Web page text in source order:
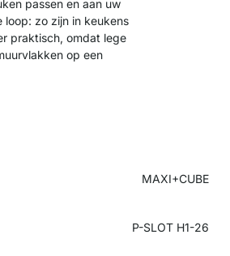
passen en aan uw
loop: zo zijn in keukens
praktisch, omdat lege
op een
MAXI+CUBE
P-SLOT H1-26